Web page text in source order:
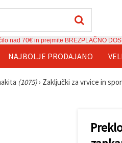
nad 70€ in prejmite BREZPLAČNO
NAJBOLJE PRODAJANO
(1075)› Zaključki za vrvice in